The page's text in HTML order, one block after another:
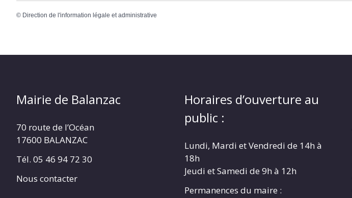
© Direction de l'information légale et administrative
Mairie de Balanzac
70 route de l’Océan
17600 BALANZAC
Tél. 05 46 94 72 30
Nous contacter
Horaires d’ouverture au
public :
Lundi, Mardi et Vendredi de 14h à
18h
Jeudi et Samedi de 9h à 12h
Permanences du maire :